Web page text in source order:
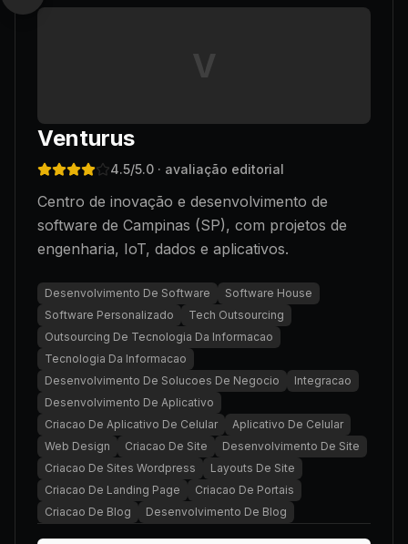
V
Venturus
4.5/5.0 · avaliação editorial
Centro de inovação e desenvolvimento de
software de Campinas (SP), com projetos de
engenharia, IoT, dados e aplicativos.
Desenvolvimento De Software
Software House
Software Personalizado
Tech Outsourcing
Outsourcing De Tecnologia Da Informacao
Tecnologia Da Informacao
Desenvolvimento De Solucoes De Negocio
Integracao
Desenvolvimento De Aplicativo
Criacao De Aplicativo De Celular
Aplicativo De Celular
Web Design
Criacao De Site
Desenvolvimento De Site
Criacao De Sites Wordpress
Layouts De Site
Criacao De Landing Page
Criacao De Portais
Criacao De Blog
Desenvolvimento De Blog